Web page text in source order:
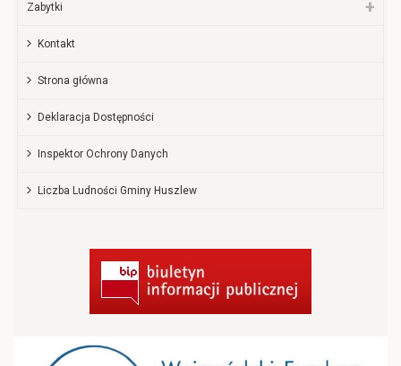
Zabytki
Kontakt
Strona główna
Deklaracja Dostępności
Inspektor Ochrony Danych
Liczba Ludności Gminy Huszlew